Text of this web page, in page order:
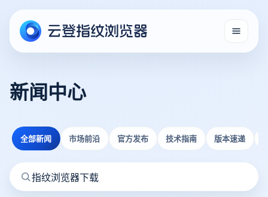
新闻中心
全部新闻 市场前沿 官方发布 技术指南 版本速递